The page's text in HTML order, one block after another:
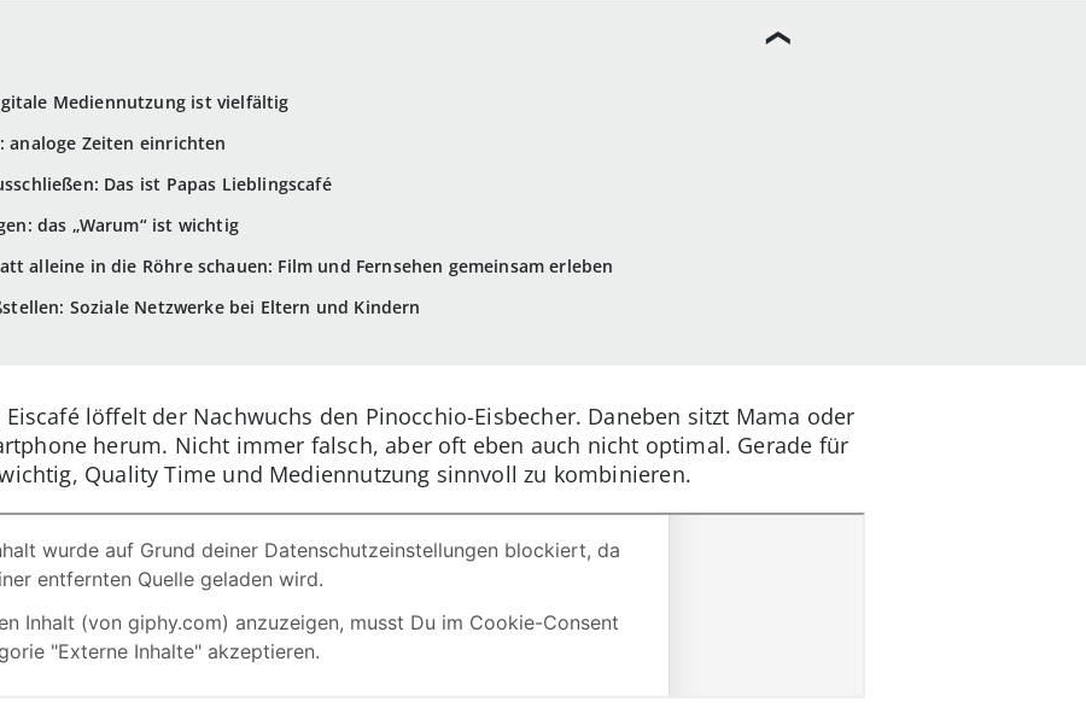
Mediennutzung ist vielfältig
analoge Zeiten einrichten
Das ist Papas Lieblingscafé
das „Warum“ ist wichtig
alleine in die Röhre schauen: Film und Fernsehen gemeinsam erleben
Soziale Netzwerke bei Eltern und Kindern
löffelt der Nachwuchs den Pinocchio-Eisbecher. Daneben sitzt Mama oder
herum. Nicht immer falsch, aber oft eben auch nicht optimal. Gerade für
Quality Time und Mediennutzung sinnvoll zu kombinieren.